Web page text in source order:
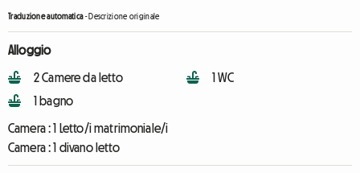
Traduzione automatica-Descrizione originale
Alloggio
2 Camere da letto
1 bagno
1 WC
Camera :1 Letto/i matrimoniale/i
Camera :1 divano letto